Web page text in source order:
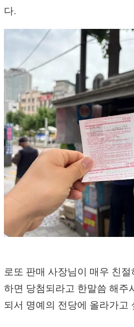
다.
로또 판매 사장님이 매우 친절
하면 당첨되라고 한말씀 해주
되서 명예의 전당에 올라가고